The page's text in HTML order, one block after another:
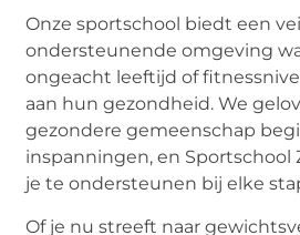
Onze sportschool biedt een
ondersteunende omgeving
ongeacht leeftijd of
aan hun gezondheid. We
gezondere gemeenschap
inspanningen, en Sportschool
je te ondersteunen bij elke
Of je nu streeft naar